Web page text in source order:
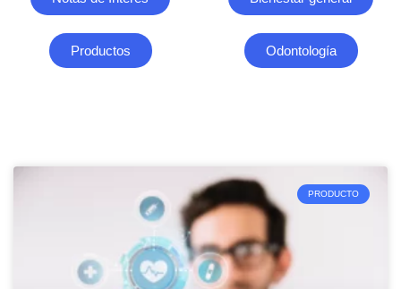
Productos Odontología
PRODUCTO
PáginaPágina
Página